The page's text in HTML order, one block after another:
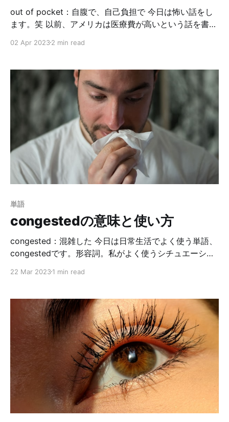
out of pocket：自腹で、自己負担で 今日は怖い話をし
ます。笑 以前、アメリカは医療費が高いという話を書き
た。 私はアメリカに引っ越してから半年に１回、歯科検
的に通って予防しているわけです。 しかし…悲劇は起き
ました😱先週歯医者に行ったら、なんと、虫歯（なりか
け含む）が13本もあった！人生でそんなに虫歯になった
事ないんですけど！？しかも半年前は１本も無かった
よ？ぼったくり！？と大慌て🤯 とりあえず、治療するか
は保留にして家に帰って調べたんですけど、産後は虫歯
ができやすく、ネットでも私の様な人がたくさんいまし
た。鏡で見てみても、確かに茶色っぽい部分がたくさん
ある＋毎日忙しくて、歯磨きがちょっと疎かになってい
たなと心当たりもある。どうやらぼったくりでは無さそ
が真っ白になりましたよ😇しかもこれ、保険適用後。保
険は10万円カバーしてくれるので、本当は45万円かかる
02 Apr 20232 min read
単語
congestedの意味と使い方
congested：混雑した 今日は日常生活でよく使う単語、
congestedです。形容詞。私がよく使うシチュエーショ
いる時。渋滞してるんだけど、かろうじてノロノロと進
The freeway seems to be congested. 高速道路は混ん
でるみたいだよ。 二つ目のシチュエーションは、子供の
鼻が詰まっている時。 My younger daughter is
congested. 下の娘の鼻が詰まっている。 congested
は、元々「自由な動きを阻害するほど混雑している」と
いう意味です。 これを車に当てはめれば渋滞を表し、子
供の喉や鼻に当てはめれば、鼻が詰まっている事になり
ます。面白いよね〜😽 この単語のミソは、「混雑してる
んだけど、完全にはブロックしていない」という所で
す。渋滞は渋滞なんだけど、完全に止まっている訳では
22 Mar 20231 min read